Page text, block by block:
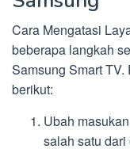
Cara Mengatasi
beberapa langkah
Samsung Smart
berikut:
Ubah
salah satu dari